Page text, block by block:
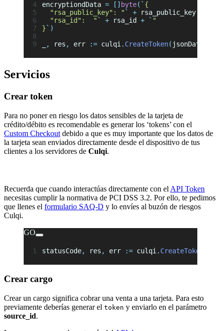
encryptiondData = [] byte( ` {
  "rsa_public_key": "
` + rsa_public_key
  "rsa_id":  "
` + rsa_id + ` "
} ` )
, res , err := culqi . CreateToken( jsonData
Servicios
Crear token
Para no poner en riesgo los datos sensibles de la tarjeta de
crédito/débito es recomendable es generar los ‘tokens’ con el
Custom Checkout debido a que es muy importante que los datos de
la tarjeta sean enviados directamente desde el dispositivo de tus
clientes a los servidores de Culqi.
Recuerda que cuando interactúas directamente con el API Token
necesitas cumplir la normativa de PCI DSS 3.2. Por ello, te pedimos
que llenes el formulario SAQ-D y lo envíes al buzón de riesgos
Culqi.
GO
statusCode, res , err := culqi . CreateToken
Crear cargo
Crear un cargo significa cobrar una venta a una tarjeta. Para esto
previamente deberías generar el token y enviarlo en el parámetro
source_id.